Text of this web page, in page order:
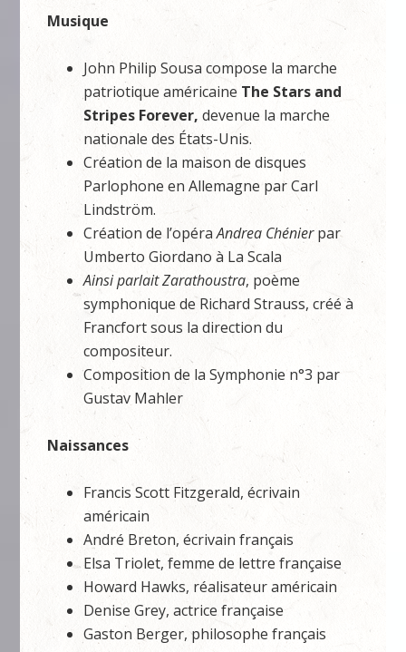
Musique
John Philip Sousa compose la marche
patriotique américaine The Stars and
Stripes Forever, devenue la marche
nationale des États-Unis.
Création de la maison de disques
Parlophone en Allemagne par Carl
Lindström.
Création de l’opéraAndrea Chénierpar
Umberto Giordano à La Scala
Ainsi parlait Zarathoustra, poème
symphonique de Richard Strauss, créé à
Francfort sous la direction du
compositeur.
Composition de la Symphonie n°3 par
Gustav Mahler
Naissances
Francis Scott Fitzgerald, écrivain
américain
André Breton, écrivain français
Elsa Triolet, femme de lettre française
Howard Hawks, réalisateur américain
Denise Grey, actrice française
Gaston Berger, philosophe français